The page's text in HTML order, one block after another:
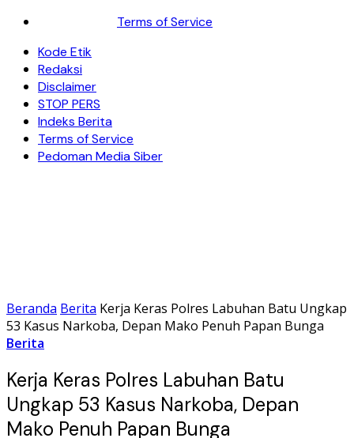
Terms of Service
Kode Etik
Redaksi
Disclaimer
STOP PERS
Indeks Berita
Terms of Service
Pedoman Media Siber
Beranda Berita Kerja Keras Polres Labuhan Batu Ungkap
53 Kasus Narkoba, Depan Mako Penuh Papan Bunga
Berita
Kerja Keras Polres Labuhan Batu
Ungkap 53 Kasus Narkoba, Depan
Mako Penuh Papan Bunga